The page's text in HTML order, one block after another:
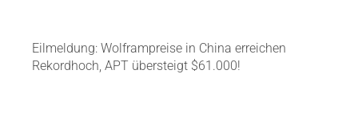
Eilmeldung: Wolframpreise in China erreichen
Rekordhoch, APT übersteigt $61.000!